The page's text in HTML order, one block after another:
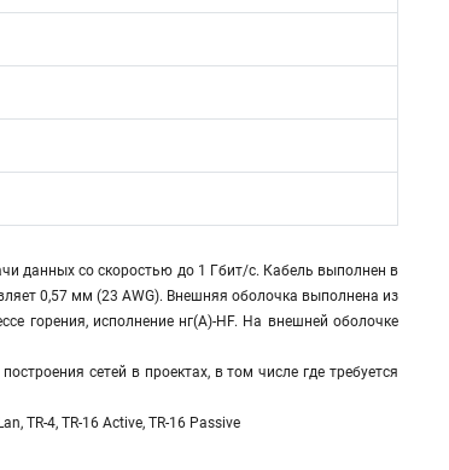
данных со скоростью до 1 Гбит/c. Кабель выполнен в
0,57 мм (23 AWG). Внешняя оболочка выполнена из
горения, исполнение нг(A)-HF. На внешней оболочке
сетей в проектах, в том числе где требуется
TR-4, TR-16 Active, TR-16 Passive